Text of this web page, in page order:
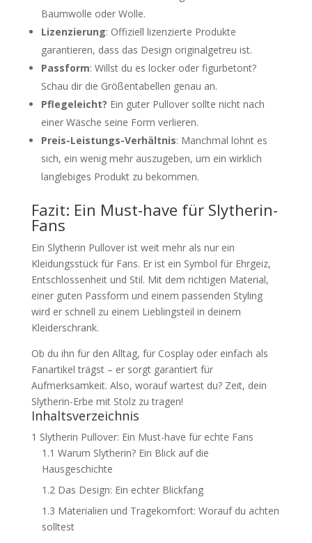
Baumwolle oder Wolle.
Lizenzierung: Offiziell lizenzierte Produkte
garantieren, dass das Design originalgetreu ist.
Passform: Willst du es locker oder figurbetont?
Schau dir die Größentabellen genau an.
Pflegeleicht? Ein guter Pullover sollte nicht nach
einer Wäsche seine Form verlieren.
Preis-Leistungs-Verhältnis: Manchmal lohnt es
sich, ein wenig mehr auszugeben, um ein wirklich
langlebiges Produkt zu bekommen.
Fazit: Ein Must-have für Slytherin-
Fans
Ein Slytherin Pullover ist weit mehr als nur ein
Kleidungsstück für Fans. Er ist ein Symbol für Ehrgeiz,
Entschlossenheit und Stil. Mit dem richtigen Material,
einer guten Passform und einem passenden Styling
wird er schnell zu einem Lieblingsteil in deinem
Kleiderschrank.
Ob du ihn für den Alltag, für Cosplay oder einfach als
Fanartikel trägst – er sorgt garantiert für
Aufmerksamkeit. Also, worauf wartest du? Zeit, dein
Slytherin-Erbe mit Stolz zu tragen!
Inhaltsverzeichnis
1 Slytherin Pullover: Ein Must-have für echte Fans
1.1 Warum Slytherin? Ein Blick auf die
Hausgeschichte
1.2Das Design: Ein echter Blickfang
1.3 Materialien und Tragekomfort: Worauf du achten
solltest